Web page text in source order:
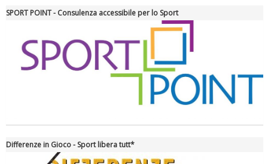
La formazione Uisp rallenta ma prosegue anche in estate
SPORT POINT - Consulenza accessibile per lo Sport
Differenze in Gioco - Sport libera tutt*